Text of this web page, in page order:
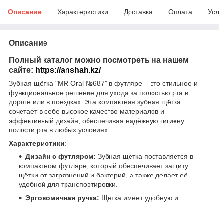
Описание Характеристики Доставка Оплата
Описание
Полный каталог можно посмотреть на нашем
сайте: https://anshah.kz/
Зубная щётка "MR Oral №687" в футляре – это стильное и
функциональное решение для ухода за полостью рта в
дороге или в поездках. Эта компактная зубная щётка
сочетает в себе высокое качество материалов и
эффективный дизайн, обеспечивая надёжную гигиену
полости рта в любых условиях.
Характеристики:
Дизайн с футляром: Зубная щётка поставляется в
компактном футляре, который обеспечивает защиту
щётки от загрязнений и бактерий, а также делает её
удобной для транспортировки.
Эргономичная ручка: Щётка имеет удобную и